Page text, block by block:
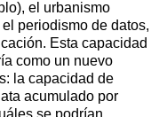
el urbanismo
periodismo de datos,
Esta capacidad
como un nuevo
la capacidad de
acumulado por
se podrían